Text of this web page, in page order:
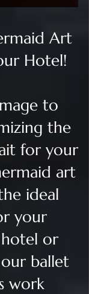
Art
Hotel!
to
the
for your
art
ideal
your
hotel or
ballet
work